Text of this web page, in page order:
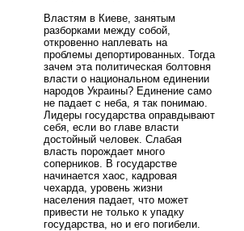
Властям в Киеве, занятым
разборками между собой,
откровенно наплевать на
проблемы депортированных. Тогда
зачем эта политическая болтовня
власти о национальном единении
народов Украины? Единение само
не падает с неба, я так понимаю.
Лидеры государства оправдывают
себя, если во главе власти
достойный человек. Слабая
власть порождает много
соперников. В государстве
начинается хаос, кадровая
чехарда, уровень жизни
населения падает, что может
привести не только к упадку
государства, но и его погибели.